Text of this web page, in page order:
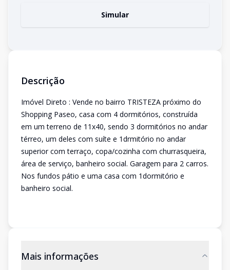
Simular
Descrição
Imóvel Direto : Vende no bairro TRISTEZA próximo do
Shopping Paseo, casa com 4 dormitórios, construída
em um terreno de 11x40, sendo 3 dormitórios no andar
térreo, um deles com suíte e 1drmitório no andar
superior com terraço, copa/cozinha com churrasqueira,
área de serviço, banheiro social. Garagem para 2 carros.
Nos fundos pátio e uma casa com 1dormitório e
banheiro social.
Mais informações